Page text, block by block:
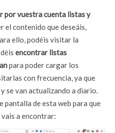
por vuestra cuenta listas y
el contenido que deseáis,
ello, podéis visitar la
encontrar listas
para poder cargar los
con frecuencia, ya que
se van actualizando a diario.
pantalla de esta web para que
vais a encontrar: